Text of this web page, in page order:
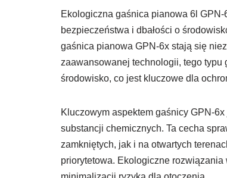
Ekologiczna gaśnica pianowa 6l
bezpieczeństwa i dbałości o
gaśnica pianowa GPN-6x stają się
zaawansowanej technologii, tego typu
środowisko, co jest kluczowe dla
Kluczowym aspektem gaśnicy GPN-
substancji chemicznych. Ta cecha
zamkniętych, jak i na otwartych
priorytetowa. Ekologiczne